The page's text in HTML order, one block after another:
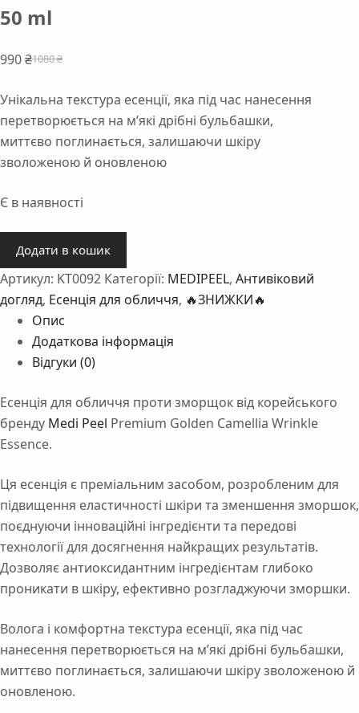
50 ml
1080₴
Оригінальна
1080 ₴.
990₴
Поточна
990 ₴.
Унікальна текстура есенції, яка під час нанесення
перетворюється на м’які дрібні бульбашки,
миттєво поглинається, залишаючи шкіру
зволоженою й оновленою
Є в наявності
для
обличчя
проти
зморшок
Medi-
Golden
Camellia
Wrinkle
Essence
ml
кількість
Додати в кошик
Артикул: KT0092 Категорії: MEDIPEEL, Антивіковий
догляд, Есенція для обличчя, 🔥ЗНИЖКИ🔥
Опис
Додаткова інформація
Відгуки (0)
Есенція для обличчя проти зморщок від корейського
бренду Medi Peel Premium Golden Camellia Wrinkle
Essence.
Ця есенція є преміальним засобом, розробленим для
підвищення еластичності шкіри та зменшення зморшок,
поєднуючи інноваційні інгредієнти та передові
технології для досягнення найкращих результатів.
Дозволяє антиоксидантним інгредієнтам глибоко
проникати в шкіру, ефективно розгладжуючи зморшки.
Волога і комфортна текстура есенції, яка під час
нанесення перетворюється на м’які дрібні бульбашки,
миттєво поглинається, залишаючи шкіру зволоженою й
оновленою.